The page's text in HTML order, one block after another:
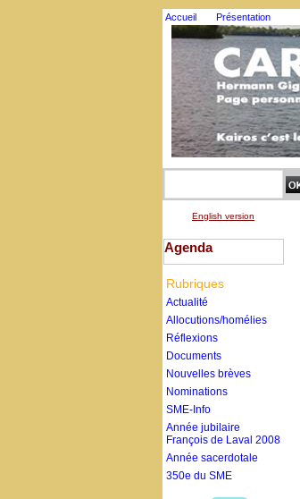
Accueil Présentation
English version
Agenda
Rubriques
Actualité
Allocutions/homélies
Réflexions
Documents
Nouvelles brèves
Nominations
SME-Info
Année jubilaire
François de Laval 2008
Année sacerdotale
350e du SME